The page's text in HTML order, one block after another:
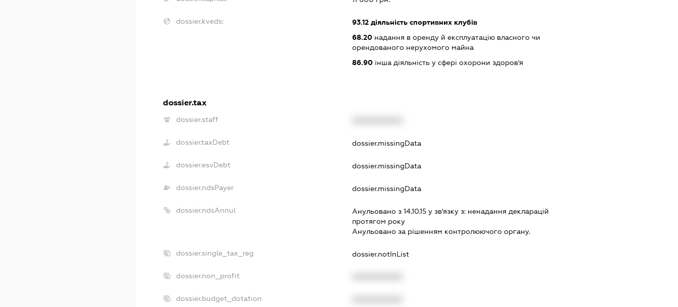
dossier.kveds: 93.12діяльність спортивних клубів
68.20надання в оренду й експлуатацію власного чи
орендованого нерухомого майна
86.90інша діяльність у сфері охорони здоров'я
dossier.tax
dossier.staff
dossier.taxDebt dossier.missingData
dossier.esvDebt dossier.missingData
dossier.ndsPayer dossier.missingData
dossier.ndsAnnul Анульовано з 14.10.15 у зв'язку з: ненадання декларацiй
протягом року
Анульовано за рiшенням контролюючого органу.
dossier.single_tax_reg dossier.notInList
dossier.non_profit
dossier.budget_dotation